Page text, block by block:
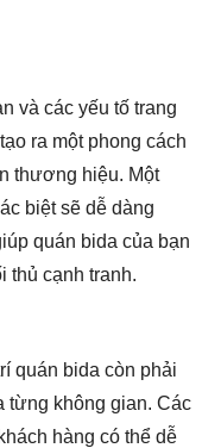
và các yếu tố trang
ra một phong cách
thương hiệu. Một
biệt sẽ dễ dàng
quán bida của bạn
thủ cạnh tranh.
quán bida còn phải
từng không gian. Các
hàng có thể dễ